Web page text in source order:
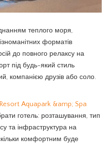
теплого моря,
форматів
до повного релаксу на
під будь-який стиль
компанією друзів або соло.
Aquapark &amp; ​​Spa
готель: розташування, тип
та інфраструктура на
комфортним буде